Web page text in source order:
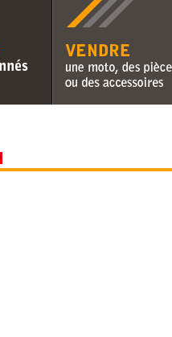
Vendre une moto, des
des accessoires